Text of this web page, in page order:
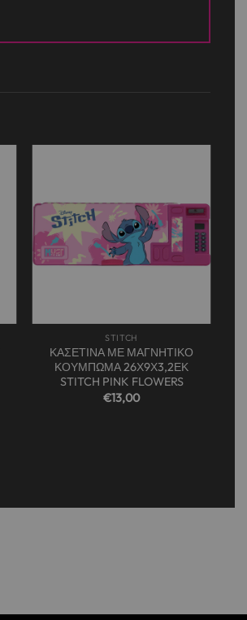
wishlist
STITCH
ΚΑΣΕΤΙΝΑ ΜΕ ΜΑΓΝΗΤΙΚΟ
ΚΟΥΜΠΩΜΑ 26Χ9Χ3,2ΕΚ
STITCH PINK FLOWERS
€13,00